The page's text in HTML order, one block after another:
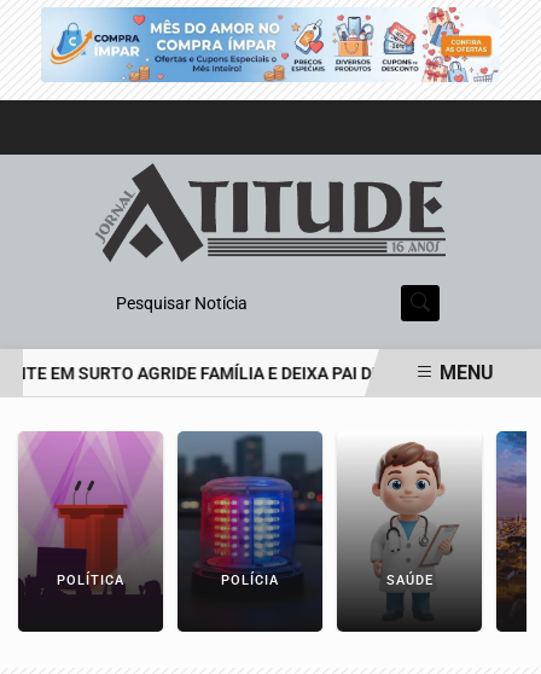
Pesquisar Notícia
EM SURTO AGRIDE FAMÍLIA E DEIXA PAI DE 69 ANOS EM ESTADO
MENU
POLÍTICA POLÍCIA SAÚDE